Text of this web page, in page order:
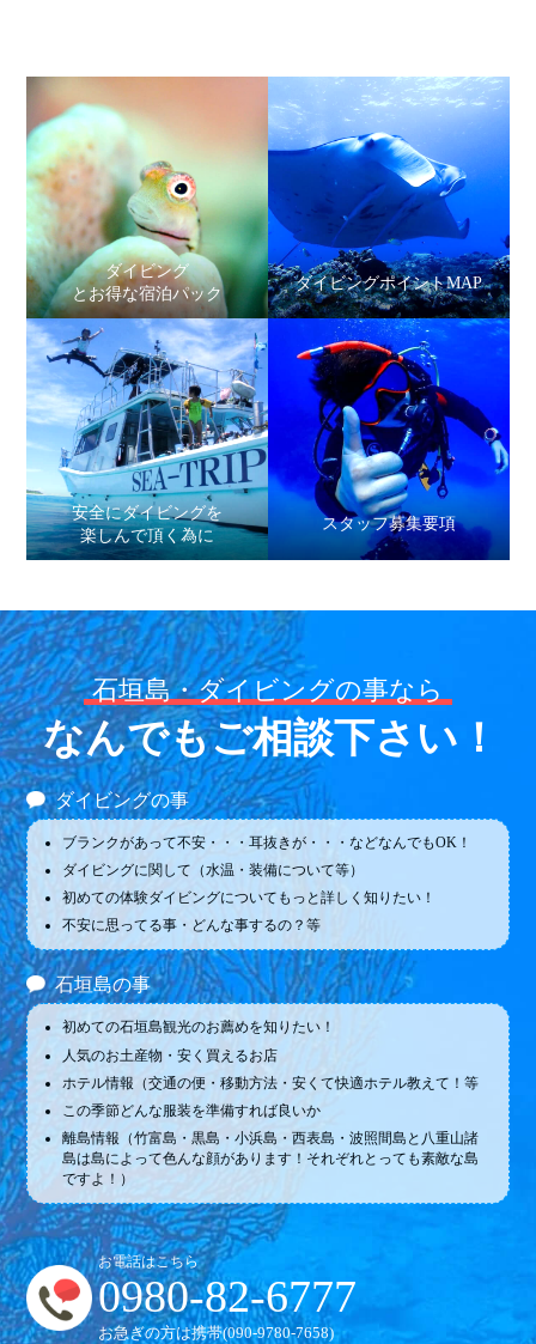
ダイビング
とお得な宿泊パック
ダイビングポイントMAP
安全にダイビングを
楽しんで頂く為に
スタッフ募集要項
石垣島・ダイビングの事なら
なんでもご相談下さい！
ダイビングの事
ブランクがあって不安・・・耳抜きが・・・などなんでもOK！
ダイビングに関して（水温・装備について等）
初めての体験ダイビングについてもっと詳しく知りたい！
不安に思ってる事・どんな事するの？等
石垣島の事
初めての石垣島観光のお薦めを知りたい！
人気のお土産物・安く買えるお店
ホテル情報（交通の便・移動方法・安くて快適ホテル教えて！等
この季節どんな服装を準備すれば良いか
離島情報（竹富島・黒島・小浜島・西表島・波照間島と八重山諸
島は島によって色んな顔があります！それぞれとっても素敵な島
ですよ！）
お電話はこちら
0980-82-6777
お急ぎの方は携帯(090-9780-7658)